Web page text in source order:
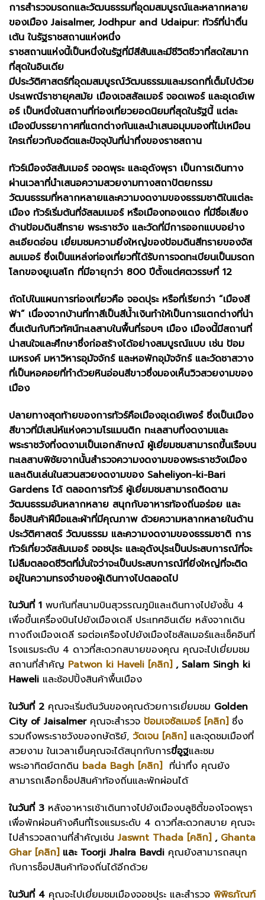
การสำรวจมรดกและวัฒนธรรมที่อุดมสมบูรณ์และหลากหลาย
ของเมือง Jaisalmer, Jodhpur and Udaipur: ทัวร์ที่น่าตื่น
เต้น ในรัฐราชสถานแห่งหนึ่ง
ราชสถานแห่งนี้เป็นหนึ่งในรัฐที่มีสีสันและมีชีวิตชีวาที่สดใสมาก
ที่สุดในอินเดีย
มีประวัติศาสตร์ที่อุดมสมบูรณ์วัฒนธรรมและมรดกที่เต็มไปด้วย
ประเพณีราชายุคสมัย เมืองเจสสัลเมอร์ จอดเพอร์ และอุเดย์เพ
อร์ เป็นหนึ่งในสถานที่ท่องเที่ยวยอดนิยมที่สุดในรัฐนี้ แต่ละ
เมืองมีบรรยากาศที่แตกต่างกันและนำเสนอมุมมองที่ไม่เหมือน
ใครเกี่ยวกับอดีตและปัจจุบันที่น่าทึ่งของราชสถาน
ทัวร์เมืองจัสสัมเมอร์ จอดพุระ และอุดังพุรา เป็นการเดินทาง
ผ่านเวลาที่นำเสนอความสวยงามทางสถาปัตยกรรม
วัฒนธรรมที่หลากหลายและความงดงามของธรรมชาติในแต่ละ
เมือง ทัวร์เริ่มต้นที่จัสลมเมอร์ หรือเมืองทองแดง ที่มีชื่อเสียง
ด้านป้อมดินสีทราย พระราชวัง และวัดที่มีการออกแบบอย่าง
ละเอียดอ่อน เยี่ยมชมความยิ่งใหญ่ของป้อมดินสีทรายของจัส
ลมเมอร์ ซึ่งเป็นแหล่งท่องเที่ยวที่ได้รับการจดทะเบียนเป็นมรดก
โลกของยูเนสโก ที่มีอายุกว่า 800 ปีตั้งแต่ศตวรรษที่ 12
ถัดไปในแผนการท่องเที่ยวคือ จอดปุระ หรือที่เรียกว่า “เมืองสี
ฟ้า” เนื่องจากบ้านที่ทาสีเป็นสีน้ำเงินทำให้เป็นการแตกต่างที่น่า
ตื่นเต้นกับทิวทัศน์ทะเลสาบในพื้นที่รอบๆ เมือง เมืองนี้มีสถานที่
น่าสนใจและศึกษาซึ่งก่อสร้างได้อย่างสมบูรณ์แบบ เช่น ป้อม
เมหรงค์ มหาวิหารอุมัจจักร์ และหอพักอุมัจจักร์ และวัดชาสวาง
ที่เป็นหอคอยที่ทำด้วยหินอ่อนสีขาวซึ่งมองเห็นวิวสวยงามของ
เมือง
ปลายทางสุดท้ายของการทัวร์คือเมืองอุเดย์เพอร๋ ซึ่งเป็นเมือง
สีขาวที่มีเสน่ห์แห่งความโรแมนติก ทะเลสาบที่งดงามและ
พระราชวังที่งดงามเป็นเอกลักษณ์ ผู้เยี่ยมชมสามารถขึ้นเรือบน
ทะเลสาบพิชัยจากนั้นสำรวจความงดงามของพระราชวังเมือง
และเดินเล่นในสวนสวยงดงามของ Saheliyon-ki-Bari
Gardens ได้ ตลอดการทัวร์ ผู้เยี่ยมชมสามารถติดตาม
วัฒนธรรมอันหลากหลาย สนุกกับอาหารท้องถิ่นอร่อย และ
ช็อปสินค้าฝีมือและผ้าที่มีคุณภาพ ด้วยความหลากหลายในด้าน
ประวัติศาสตร์ วัฒนธรรม และความงดงามของธรรมชาติ การ
ทัวร์เที่ยวจัสลัมเมอร์ จอชปุระ และอุดังปุระเป็นประสบการณ์ที่จะ
ไม่ลืมตลอดชีวิตที่มั่นใจว่าจะเป็นประสบการณ์ที่ยิ่งใหญ่ที่จะติด
อยู่ในความทรงจำของผู้เดินทางไปตลอดไป
ในวันที่ 1 พบกันที่สนามบินสุวรรณภูมิและเดินทางไปยังชั้น 4
เพื่อขึ้นเครื่องบินไปยังเมืองเดลี ประเทศอินเดีย หลังจากเดิน
ทางถึงเมืองเดลี รอต่อเครืองไปยังเมืองไชสัลเมอร์และเช็คอินที่
โรงแรมระดับ 4 ดาวที่สะดวกสบายของคุณ คุณจะไปเยี่ยมชม
สถานที่สำคัญ Patwon ki Haveli [คลิก] ,Salam Singh ki
Haweli และช้อปปิ้งสินค้าพื้นเมือง
ในวันที่ 2 คุณจะเริ่มต้นวันของคุณด้วยการเยี่ยมชม Golden
City of Jaisalmerคุณจะสำรวจ ป้อมเจซัลเมอร์ [คลิก] ซึ่ง
รวมถึงพระราชวังของกษัตริย์, วัดเจน [คลิก] และจุดชมเมืองที่
สวยงาม ในเวลาเย็นคุณจะได้สนุกกับการขี่อูฐและชม
พระอาทิตย์ตกดิน bada Bagh [คลิก] ที่น่าทึ่ง คุณยัง
สามารถเลือกช็อปสินค้าท้องถิ่นและพักผ่อนได้
ในวันที่ 3 หลังอาหารเช้าเดินทางไปยังเมืองบลูซิตี้ของโจดพุรา
เพื่อพักผ่อนค้างคืนที่โรงแรมระดับ 4 ดาวที่สะดวกสบาย คุณจะ
ไปสำรวจสถานที่สำคัญเช่น Jaswnt Thada [คลิก] , Ghanta
Ghar [คลิก] และ Toorji Jhalra Bavdi คุณยังสามารถสนุก
กับการช็อปสินค้าท้องถิ่นได้อีกด้วย
ในวันที่ 4 คุณจะไปเยี่ยมชมเมืองจอชปุระ และสำรวจ พิพิธภัณฑ์